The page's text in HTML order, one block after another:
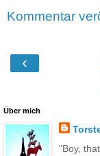
Kommentar
‹
Über mich
"Boy,